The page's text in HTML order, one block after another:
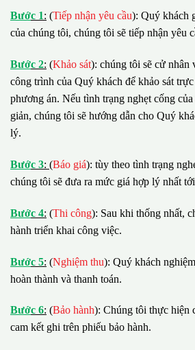
Bước 1: (Tiếp nhận yêu cầu): Quý khách
của chúng tôi, chúng tôi sẽ tiếp nhận yêu
Bước 2: (Khảo sát): chúng tôi sẽ cử nhân
công trình của Quý khách để khảo sát
phương án. Nếu tình trạng nghẹt cống
giản, chúng tôi sẽ hướng dẫn cho Quý
lý.
Bước 3: (Báo giá): tùy theo tình trạng
chúng tôi sẽ đưa ra mức giá hợp lý nhất
Bước 4: (Thi công): Sau khi thống nhất,
hành triển khai công việc.
Bước 5: (Nghiệm thu): Quý khách
hoàn thành và thanh toán.
Bước 6: (Bảo hành): Chúng tôi thực hiện
cam kết ghi trên phiếu bảo hành.